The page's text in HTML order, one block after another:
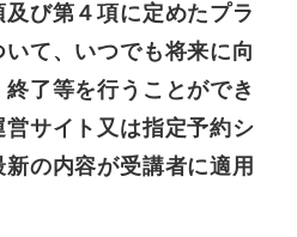
び第４項に定めたプラ
て、いつでも将来に向
了等を行うことができ
サイト又は指定予約シ
の内容が受講者に適用